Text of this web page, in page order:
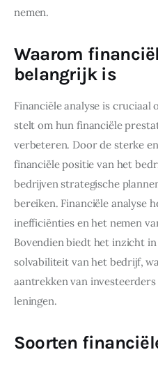
nemen.
Waarom
belangrijk is
Financiële analyse is
stelt om hun financiële
verbeteren. Door de sterke
financiële positie van het
bedrijven strategische
bereiken. Financiële analyse
inefficiënties en het nemen
Bovendien biedt het inzicht
solvabiliteit van het bedrijf,
aantrekken van
leningen.
Soorten